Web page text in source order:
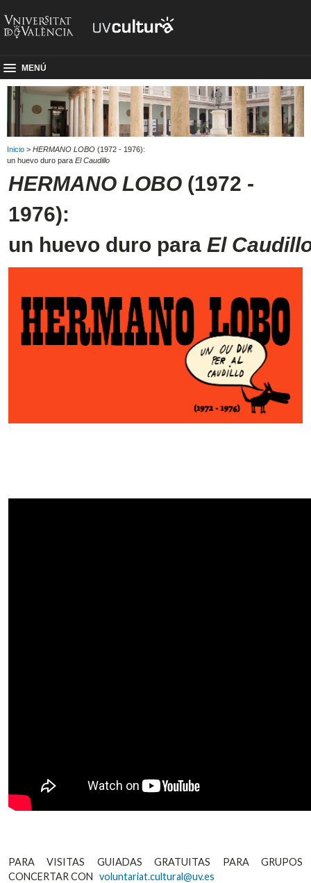
MENÚ
Inicio > HERMANO LOBO (1972 - 1976):
un huevo duro para El Caudillo
HERMANO LOBO(1972 -
1976):
un huevo duro para El
PARA VISITAS GUIADAS GRATUITAS PARA GRUPOS
CONCERTAR CON voluntariat.cultural@uv.es